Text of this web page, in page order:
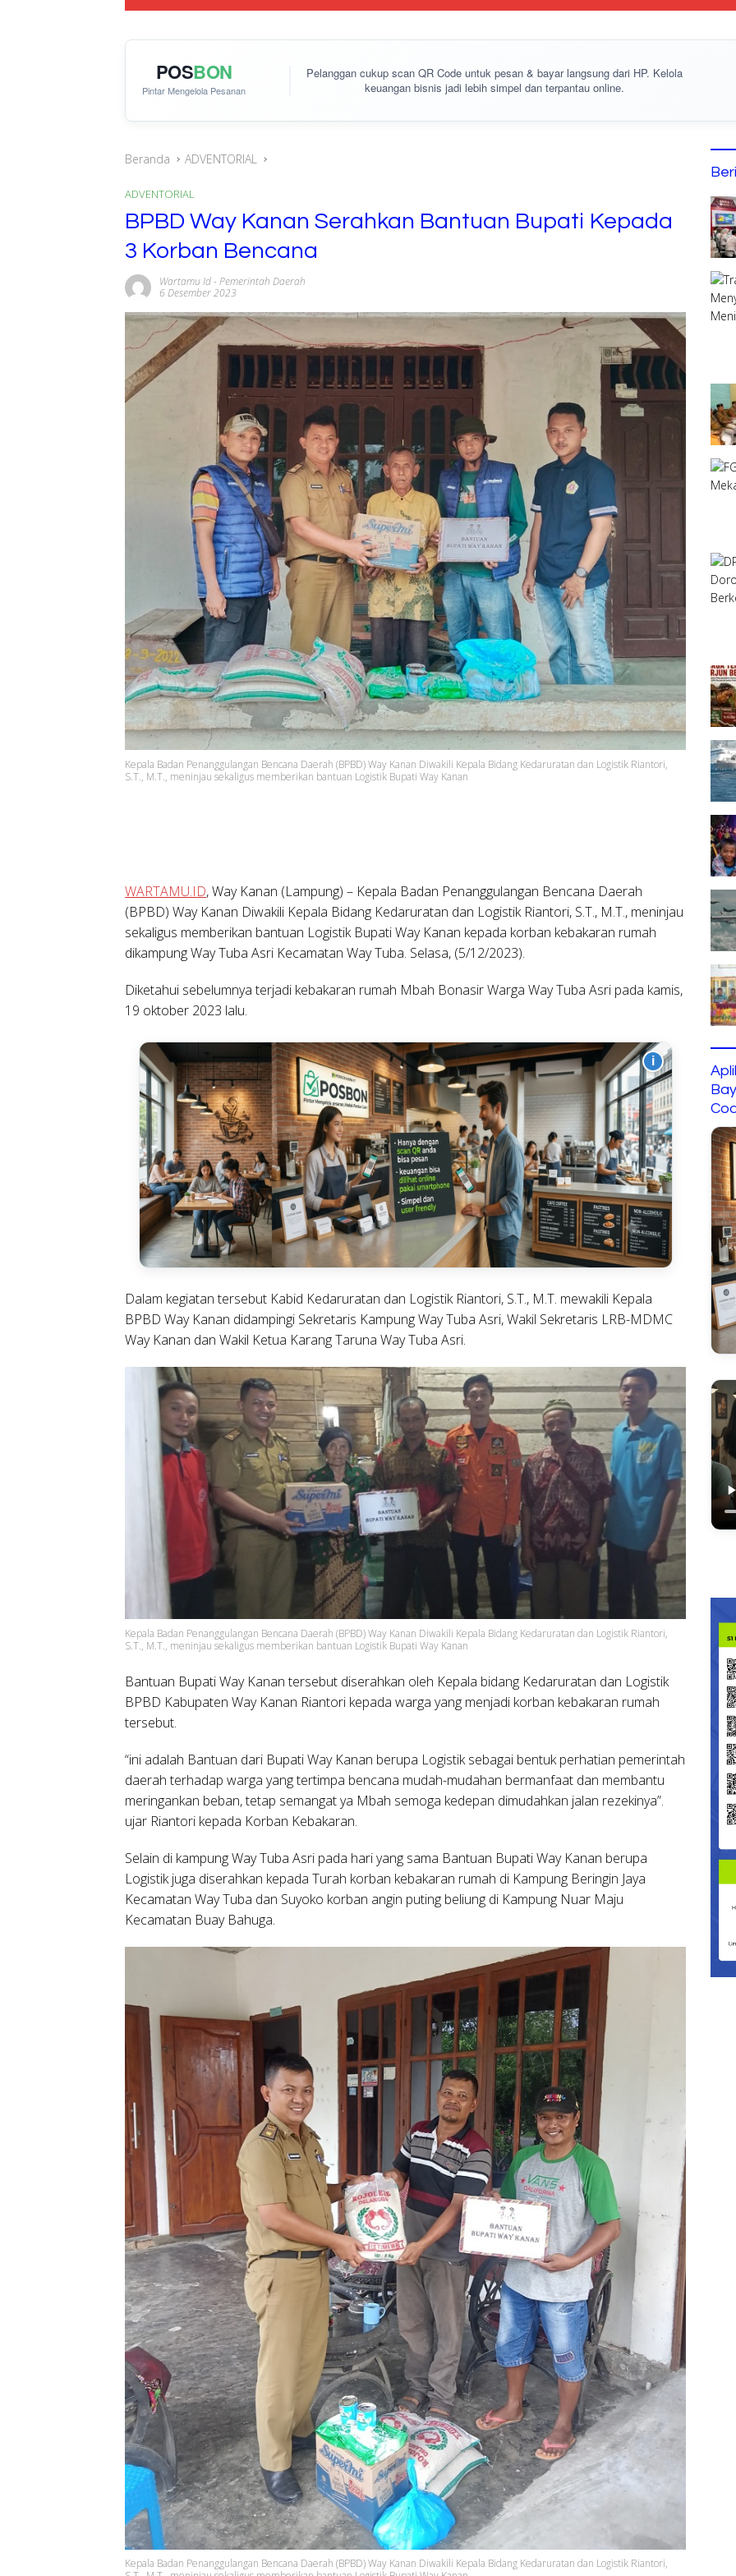
POSBON
Pintar Mengelola Pesanan
Pelanggan cukupscan QR Code untuk pesan & bayar langsung dari HP. Kelola
keuangan bisnis jadi lebih simpel dan terpantau online.
Beranda ADVENTORIAL
ADVENTORIAL
BPBD Way Kanan Serahkan Bantuan Bupati Kepada
3 Korban Bencana
Wartamu Id- Pemerintah Daerah
6 Desember 2023
Kepala Badan Penanggulangan Bencana Daerah (BPBD) Way Kanan Diwakili Kepala Bidang Kedaruratan dan Logistik Riantori,
S.T., M.T., meninjau sekaligus memberikan bantuan Logistik Bupati Way Kanan
WARTAMU.ID, Way Kanan (Lampung) – Kepala Badan Penanggulangan Bencana Daerah
(BPBD) Way Kanan Diwakili Kepala Bidang Kedaruratan dan Logistik Riantori, S.T., M.T., meninjau
sekaligus memberikan bantuan Logistik Bupati Way Kanan kepada korban kebakaran rumah
dikampung Way Tuba Asri Kecamatan Way Tuba. Selasa, (5/12/2023).
Diketahui sebelumnya terjadi kebakaran rumah Mbah Bonasir Warga Way Tuba Asri pada kamis,
19 oktober 2023 lalu.
i
Dalam kegiatan tersebut Kabid Kedaruratan dan Logistik Riantori, S.T., M.T. mewakili Kepala
BPBD Way Kanan didampingi Sekretaris Kampung Way Tuba Asri, Wakil Sekretaris LRB-MDMC
Way Kanan dan Wakil Ketua Karang Taruna Way Tuba Asri.
Kepala Badan Penanggulangan Bencana Daerah (BPBD) Way Kanan Diwakili Kepala Bidang Kedaruratan dan Logistik Riantori,
S.T., M.T., meninjau sekaligus memberikan bantuan Logistik Bupati Way Kanan
Bantuan Bupati Way Kanan tersebut diserahkan oleh Kepala bidang Kedaruratan dan Logistik
BPBD Kabupaten Way Kanan Riantori kepada warga yang menjadi korban kebakaran rumah
tersebut.
“ini adalah Bantuan dari Bupati Way Kanan berupa Logistik sebagai bentuk perhatian pemerintah
daerah terhadap warga yang tertimpa bencana mudah-mudahan bermanfaat dan membantu
meringankan beban, tetap semangat ya Mbah semoga kedepan dimudahkan jalan rezekinya”.
ujar Riantori kepada Korban Kebakaran.
Selain di kampung Way Tuba Asri pada hari yang sama Bantuan Bupati Way Kanan berupa
Logistik juga diserahkan kepada Turah korban kebakaran rumah di Kampung Beringin Jaya
Kecamatan Way Tuba dan Suyoko korban angin puting beliung di Kampung Nuar Maju
Kecamatan Buay Bahuga.
Kepala Badan Penanggulangan Bencana Daerah (BPBD) Way Kanan Diwakili Kepala Bidang Kedaruratan dan Logistik Riantori,